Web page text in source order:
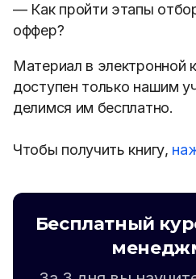
— Как пройти этапы
оффер?
Материал в электронной
доступен только нашим
делимся им бесплатно.
Чтобы получить книгу,
Бесплатный